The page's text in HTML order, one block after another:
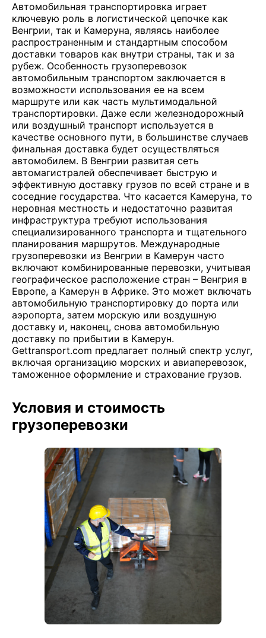
Автомобильная транспортировка играет
ключевую роль в логистической цепочке как
Венгрии, так и Камеруна, являясь наиболее
распространенным и стандартным способом
доставки товаров как внутри страны, так и за
рубеж. Особенность грузоперевозок
автомобильным транспортом заключается в
возможности использования ее на всем
маршруте или как часть мультимодальной
транспортировки. Даже если железнодорожный
или воздушный транспорт используется в
качестве основного пути, в большинстве случаев
финальная доставка будет осуществляться
автомобилем. В Венгрии развитая сеть
автомагистралей обеспечивает быструю и
эффективную доставку грузов по всей стране и в
соседние государства. Что касается Камеруна, то
неровная местность и недостаточно развитая
инфраструктура требуют использования
специализированного транспорта и тщательного
планирования маршрутов. Международные
грузоперевозки из Венгрии в Камерун часто
включают комбинированные перевозки, учитывая
географическое расположение стран – Венгрия в
Европе, а Камерун в Африке. Это может включать
автомобильную транспортировку до порта или
аэропорта, затем морскую или воздушную
доставку и, наконец, снова автомобильную
доставку по прибытии в Камерун.
Gettransport.com предлагает полный спектр услуг,
включая организацию морских и авиаперевозок,
таможенное оформление и страхование грузов.
Условия и стоимость
грузоперевозки